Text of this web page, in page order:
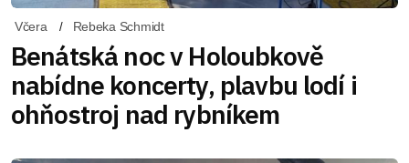
Včera Rebeka Schmidt
Benátská noc v Holoubkově
nabídne koncerty, plavbu lodí i
ohňostroj nad rybníkem